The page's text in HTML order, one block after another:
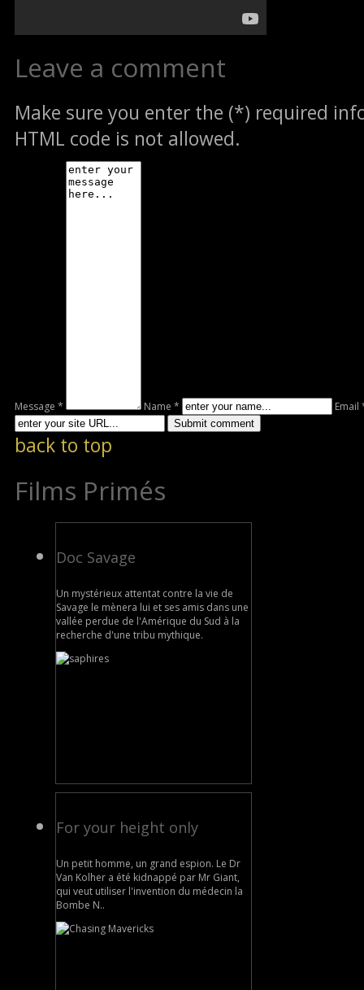
Leave a comment
Make sure you enter the (*) required
HTML code is not allowed.
Message * Name * Email
back to top
Films Primés
Doc Savage
Un mystérieux attentat contre la vie de
Savage le mènera lui et ses amis dans une
vallée perdue de l'Amérique du Sud à la
recherche d'une tribu mythique.
For your height only
Un petit homme, un grand espion. Le Dr
Van Kolher a été kidnappé par Mr Giant,
qui veut utiliser l'invention du médecin la
Bombe N..